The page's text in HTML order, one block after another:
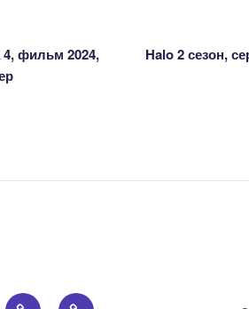
фильм 2024,
Halo 2 сезон,
Email Правообладателям